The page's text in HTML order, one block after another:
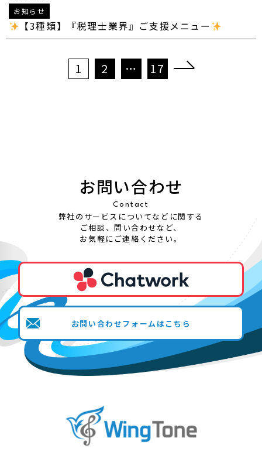
お知らせ
【3種類】『税理士業界』ご支援メニュー
1 2 … 17
お問い合わせ
Contact
弊社のサービスについてなどに関する
ご相談、問い合わせなど、
お気軽にご連絡ください。
お問い合わせフォームはこちら